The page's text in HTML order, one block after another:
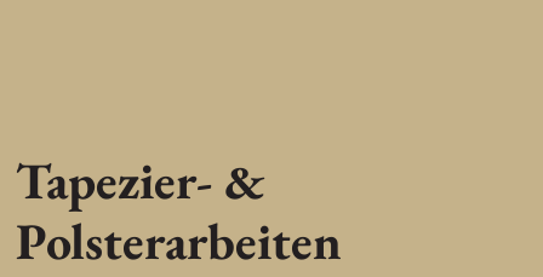
Tapezier- &
Polsterarbeiten